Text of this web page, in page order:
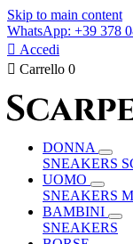
Skip to main content
WhatsApp: +39 378
 Accedi
 Carrello 0
DONNA
SNEAKERS
UOMO
SNEAKERS
BAMBINI
SNEAKERS